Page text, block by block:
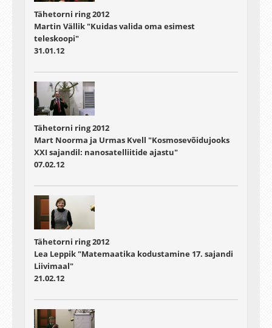
Tähetorni ring 2012
Martin Vällik "Kuidas valida oma esimest
teleskoopi"
31.01.12
Tähetorni ring 2012
Mart Noorma ja Urmas Kvell "Kosmosevõidujooks
XXI sajandil: nanosatelliitide ajastu"
07.02.12
Tähetorni ring 2012
Lea Leppik "Matemaatika kodustamine 17. sajandi
Liivimaal"
21.02.12